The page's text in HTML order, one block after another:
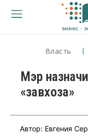
Власть
Мэр
«завхоза»
Автор: Евгения